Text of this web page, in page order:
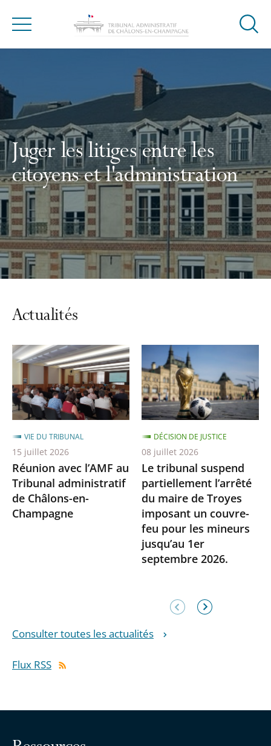
Menu
Ouvrir
Juger les litiges entre les
citoyens et l'administration
Actualités
Réunion avec l’AMF au
Tribunal administratif
de Châlons-en-
Champagne
VIE DU TRIBUNAL
15 juillet 2026
Le tribunal suspend
partiellement l’arrêté
du maire de Troyes
imposant un couvre-
feu pour les mineurs
jusqu’au 1er
septembre 2026.
DÉCISION DE JUSTICE
08 juillet 2026
Consulter toutes les actualités
Flux RSS
Élément
précédent
Élément
suivant